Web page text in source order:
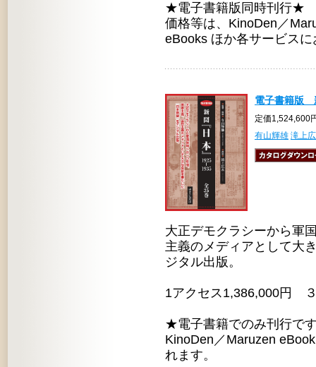
★電子書籍版同時刊行★
価格等は、KinoDen／
eBooks ほか各サービス
電子書籍版
定価1,524,600
有山輝雄 滝上
大正デモクラシーから軍
主義のメディアとして大
ジタル出版。
1アクセス1,386,000円
★電子書籍でのみ刊行で
KinoDen／Maruzen
れます。